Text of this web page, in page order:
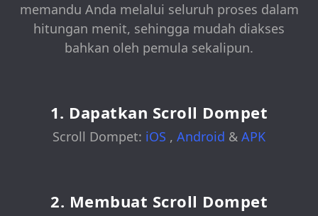
memandu Anda melalui seluruh proses dalam
hitungan menit, sehingga mudah diakses
bahkan oleh pemula sekalipun.
1. Dapatkan Scroll Dompet
Scroll Dompet: iOS , Android & APK
2. Membuat Scroll Dompet